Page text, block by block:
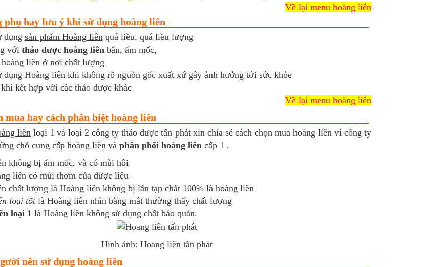
Về lại menu hoàng liên
phụ hay lưu ý khi sử dụng hoàng liên
dụng sản phẩm Hoàng liênquá liều, quá liều lượng
với thảo dược hoàng liênbẩn, ẩm mốc,
liên ở nơi chất lượng
dụng Hoàng liên khi không rõ nguồn gốc xuất xứ gây ảnh hưởng tới sức khỏe
kết hợp với các thảo dược khác
Về lại menu hoàng liên
mua hay cách phân biệt hoàng liên
liên loại 1 và loại 2 công ty thảo dược tấn phát xin chia sẻ cách chọn mua hoàng liên vì công ty
chỗ cung cấp hoàng liênvà phân phối hoàng liêncấp 1 .
không bị ẩm mốc, và có mùi hôi
liên có mùi thơm của dược liệu
chất lượng là Hoàng liên không bị lẫn tạp chất 100% là hoàng liên
loại tốtlà Hoàng liên nhìn bằng mắt thường thấy chất lượng
loại 1 là Hoàng liên không sử dụng chất bảo quản.
Hình ảnh: Hoang liên tấn phát
nên sử dụng hoàng liên